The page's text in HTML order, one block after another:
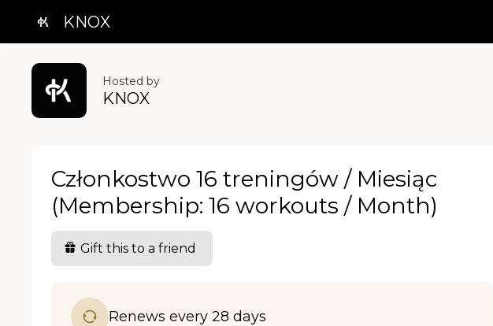
KNOX
Hosted by
KNOX
Członkostwo 16 treningów / Miesiąc
(Membership: 16 workouts / Month)
Gift this to a friend
Renews every 28 days